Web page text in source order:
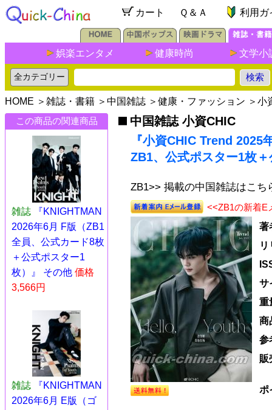
カート Ｑ＆Ａ 利用ガ
娯楽エンタメ 健康時尚 文学小
HOME ＞ 雑誌・書籍 ＞ 中国雑誌 ＞ 健康・ファッション ＞ 小
この商品の関連商品
雑誌
『KNIGHTMAN
2026年6月 F版（ZB1
全員、公式カード8枚
＋公式ポスター1
枚）』 その他 価格
3,566円
雑誌
『KNIGHTMAN
2026年6月 E版（ゴ
中国雑誌 小資CHIC
『小資CHIC Trend 2025
ZB1、公式ポスター1枚
ZB1>> 掲載の中国雑誌はこち
<<ZB1の新着E
著
サ
重
商
参
販
ポ